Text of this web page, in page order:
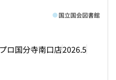
ロ国分寺南口店2026.5
国立国会図書館